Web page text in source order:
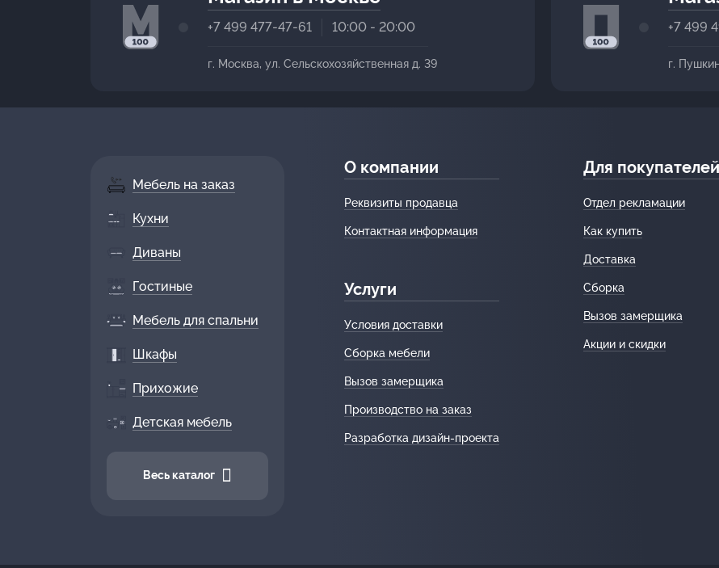
+7 499 477-47-61 10:00 - 20:00
г. Москва, ул. Сельскохозяйственная д. 39
+7 499
г.
Мебель на заказ
Кухни
Диваны
Гостиные
Мебель для спальни
Шкафы
Прихожие
Детская мебель
Весь каталог
О компании
Реквизиты продавца
Контактная информация
Услуги
Условия доставки
Сборка мебели
Вызов замерщика
Производство на заказ
Разработка дизайн-проекта
Для покупателей
Отдел рекламации
Как купить
Доставка
Сборка
Вызов замерщика
Акции и скидки